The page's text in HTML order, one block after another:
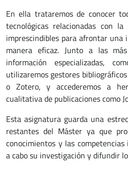
En ella trataremos de conocer
tecnológicas relacionadas con
imprescindibles para afrontar una
manera eficaz. Junto a las
información especializadas,
utilizaremos gestores
o Zotero, y accederemos a
cualitativa de publicaciones como
Esta asignatura guarda una
restantes del Máster ya que
conocimientos y las
a cabo su investigación y difundir